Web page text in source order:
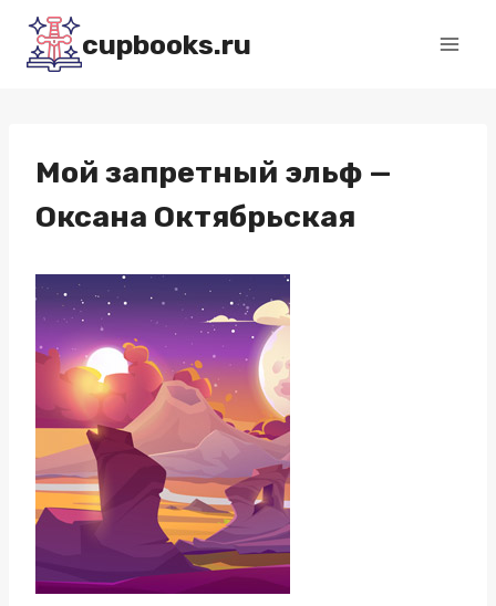
Перейти
содержимому
cupbooks.ru
Мой запретный эльф —
Оксана Октябрьская